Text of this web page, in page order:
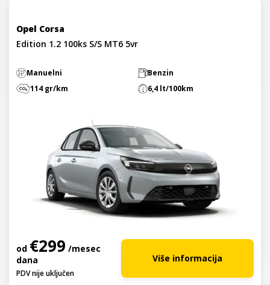
Opel Corsa
Edition 1.2 100ks S/S MT6 5vr
Manuelni
Benzin
114 gr/km
6,4 lt/100km
od €299 /mesec
dana
PDV nije uključen
Više informacija